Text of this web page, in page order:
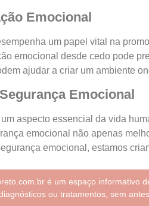
Emocional
um papel vital na
emocional desde cedo pode
ajudar a criar um ambiente
Emocional
aspecto essencial da vida
emocional não apenas
emocional, estamos
é um espaço informativo
ou tratamentos, sem